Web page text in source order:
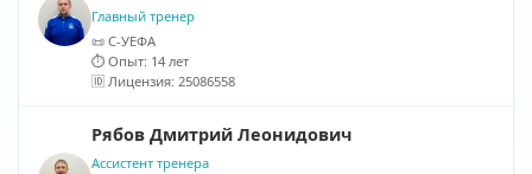
Главный тренер
📜 С-УЕФА
⏱️ Опыт: 14 лет
🆔 Лицензия: 25086558
Рябов Дмитрий Леонидович
Ассистент тренера